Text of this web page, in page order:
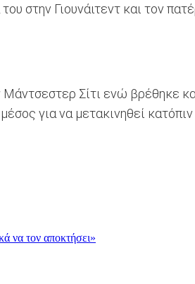
στην Γιουνάιτεντ και τον
Σίτι ενώ βρέθηκε
για να μετακινηθεί
να τον αποκτήσει»